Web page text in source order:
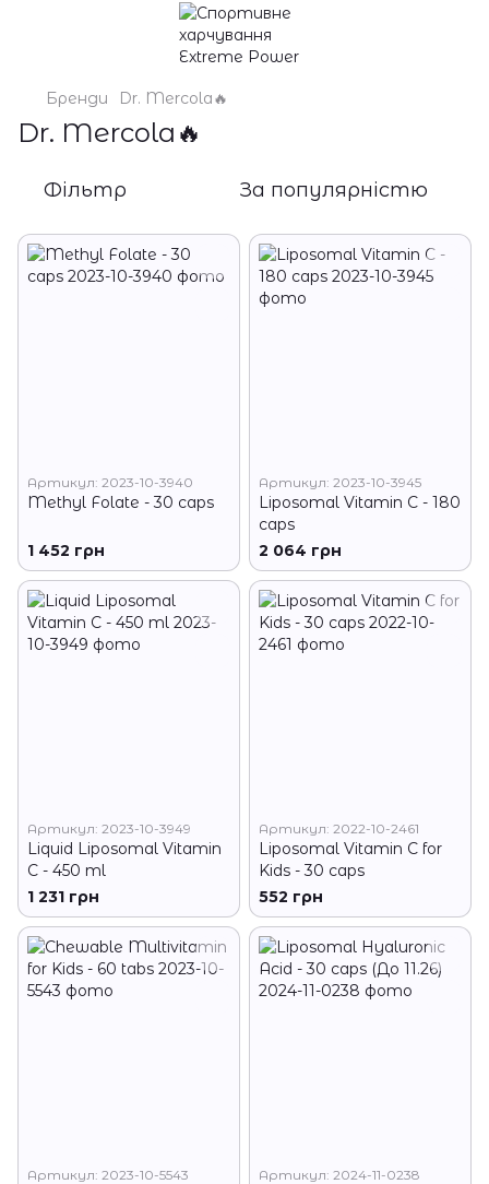
Бренди Dr. Mercola🔥
Dr. Mercola🔥
Фільтр За популярністю
Артикул: 2023-10-3940
Methyl Folate - 30 caps
1 452 грн
Артикул: 2023-10-3945
Liposomal Vitamin C - 180
caps
2 064 грн
Артикул: 2023-10-3949
Liquid Liposomal Vitamin
C - 450 ml
1 231 грн
Артикул: 2022-10-2461
Liposomal Vitamin C for
Kids - 30 caps
552 грн
Артикул: 2023-10-5543 Артикул: 2024-11-0238